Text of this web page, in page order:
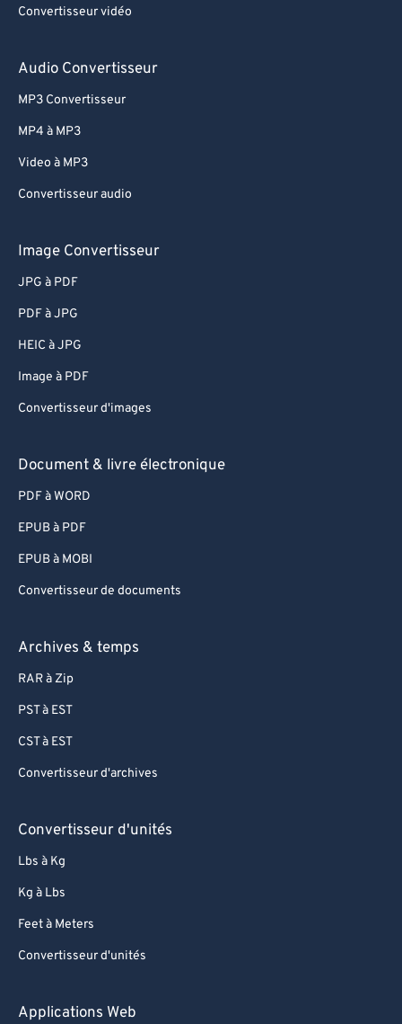
Convertisseur vidéo
Audio Convertisseur
MP3 Convertisseur
MP4 à MP3
Video à MP3
Convertisseur audio
Image Convertisseur
JPG à PDF
PDF à JPG
HEIC à JPG
Image à PDF
Convertisseur d'images
Document & livre électronique
PDF à WORD
EPUB à PDF
EPUB à MOBI
Convertisseur de documents
Archives & temps
RAR à Zip
PST à EST
CST à EST
Convertisseur d'archives
Convertisseur d'unités
Lbs à Kg
Kg à Lbs
Feet à Meters
Convertisseur d'unités
Applications Web